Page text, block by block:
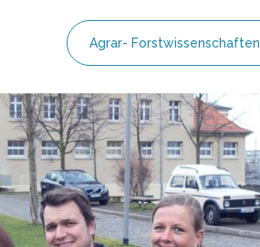
Agrar- Forstwissenschaften